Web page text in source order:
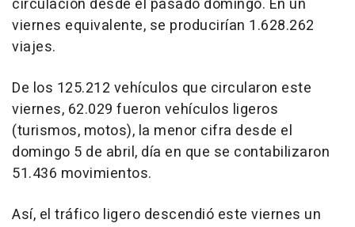
circulación desde el pasado domingo. En un
viernes equivalente, se producirían 1.628.262
viajes.
De los 125.212 vehículos que circularon este
viernes, 62.029 fueron vehículos ligeros
(turismos, motos), la menor cifra desde el
domingo 5 de abril, día en que se contabilizaron
51.436 movimientos.
Así, el tráfico ligero descendió este viernes un